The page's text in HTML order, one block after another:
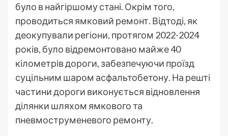
було в найгіршому стані. Окрім того,
проводиться ямковий ремонт. Відтоді, як
деокупували регіони, протягом 2022-2024
років, було відремонтовано майже 40
кілометрів дороги, забезпечуючи проїзд
суцільним шаром асфальтобетону. На решті
частини дороги виконується відновлення
ділянки шляхом ямкового та
пневмоструменевого ремонту.